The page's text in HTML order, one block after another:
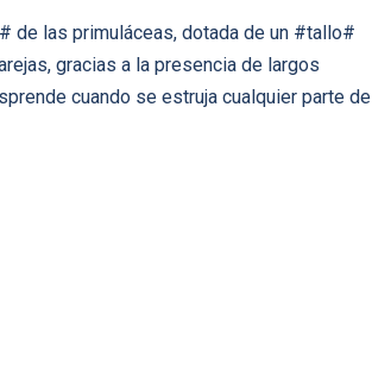
de las primuláceas, dotada de un #tallo#
gracias a la presencia de largos
cuando se estruja cualquier parte de